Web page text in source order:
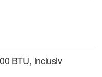
BTU, inclusiv